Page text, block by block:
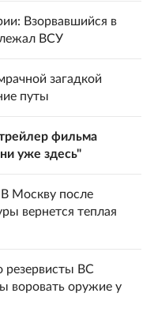
Взорвавшийся в
ВСУ
загадкой
путы
фильма
уже здесь"
Москву после
вернется теплая
резервисты ВС
воровать оружие у